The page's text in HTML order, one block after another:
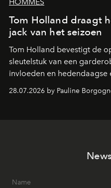
Tom Holland draagt
jack van het seizoen
Tom Holland bevestigt de
sleutelstuk van een
invloeden en
samenkomen.
28.07.2026 by Pauline